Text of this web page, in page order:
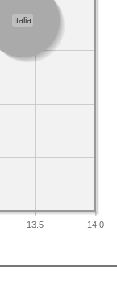
13.5 14.0
Italia